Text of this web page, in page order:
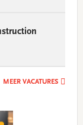
MEER VACATURES